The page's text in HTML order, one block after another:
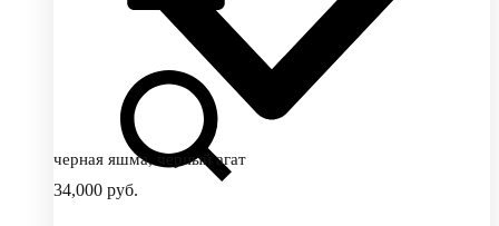
черная яшма, черный агат
34,000 руб.